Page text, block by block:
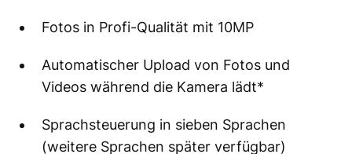
Fotos in Profi-Qualität mit 10MP
Automatischer Upload von Fotos und
Videos während die Kamera lädt*
Sprachsteuerung in sieben Sprachen
(weitere Sprachen später verfügbar)